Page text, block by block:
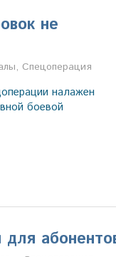
не
, Спецоперация
налажен
боевой